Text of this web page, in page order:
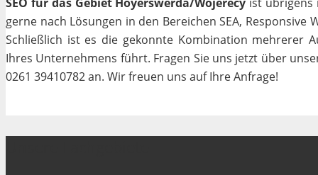
gerne nach Lösungen in den Bereichen SEA, Responsive
Schließlich ist es die gekonnte Kombination mehrerer
Ihres Unternehmens führt. Fragen Sie uns jetzt über
0261 39410782 an. Wir freuen uns auf Ihre Anfrage!